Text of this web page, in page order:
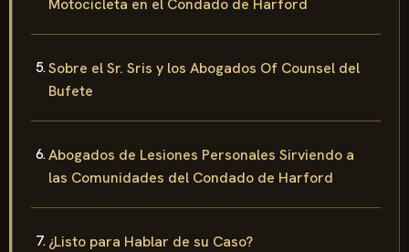
Sobre el Sr. Sris y los Abogados Of Counsel del
Bufete
Abogados de Lesiones Personales Sirviendo a
las Comunidades del Condado de Harford
¿Listo para Hablar de su Caso?